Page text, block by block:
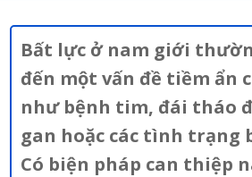
Bất lực ở nam giới
đến một vấn đề tiềm ẩn
như bệnh tim, đái tháo
gan hoặc các tình trạng
Có biện pháp can thiệp